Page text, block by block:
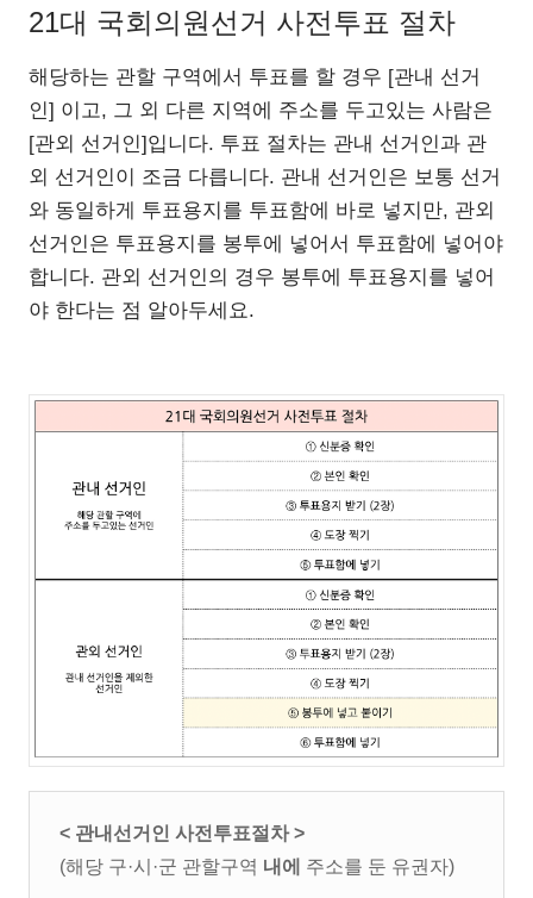
21대 국회의원선거 사전투표 절차
해당하는 관할 구역에서 투표를 할 경우 [관내 선거
인] 이고, 그 외 다른 지역에 주소를 두고있는 사람은
[관외 선거인]입니다. 투표 절차는 관내 선거인과 관
외 선거인이 조금 다릅니다. 관내 선거인은 보통 선거
와 동일하게 투표용지를 투표함에 바로 넣지만, 관외
선거인은 투표용지를 봉투에 넣어서 투표함에 넣어야
합니다. 관외 선거인의 경우 봉투에 투표용지를 넣어
야 한다는 점 알아두세요.
< 관내선거인 사전투표절차 >
(해당 구·시·군 관할구역 내에 주소를 둔 유권자)